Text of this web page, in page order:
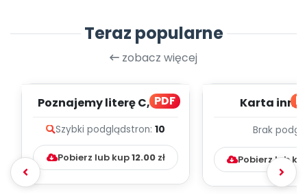
Teraz popularne
zobacz więcej
PDF
Poznajemy literę C, cz. 1
Szybki podglądstron: 10
Pobierz lub kup12.00zł
Karta
Brak
Pobierz lub